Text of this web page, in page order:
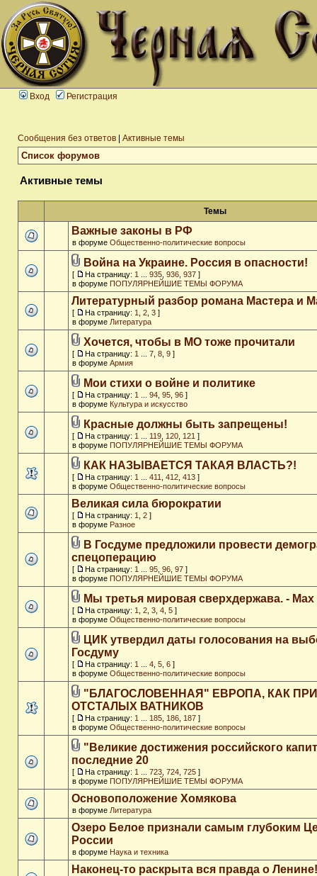
Вход Регистрация
Сообщения без ответов Активные темы
Список форумов
Активные темы
Темы
Важные законы в РФ
в форуме Общественно-политические вопросы
Война на Украине. Россия в опасности!
[ На страницу: 1 935 936 937 ]
в форуме ПОПУЛЯРНЕЙШИЕ ТЕМЫ ФОРУМА
Литературный разбор романа Мастера и
[ На страницу: 1 2 3 ]
в форуме Литература
Хочется, чтобы в МО тоже прочитали
[ На страницу: 1 7 8 9 ]
в форуме Армия
Мои стихи о войне и политике
[ На страницу: 1 94 95 96 ]
в форуме Культура и искусство
Красные должны быть запрещены!
[ На страницу: 1 119 120 121 ]
в форуме ПОПУЛЯРНЕЙШИЕ ТЕМЫ ФОРУМА
КАК НАЗЫВАЕТСЯ ТАКАЯ ВЛАСТЬ?!
[ На страницу: 1 411 412 413 ]
в форуме Общественно-политические вопросы
Великая сила бюрократии
[ На страницу: 1 2 ]
в форуме Разное
В Госдуме предложили провести
спецоперацию
[ На страницу: 1 95 96 97 ]
в форуме ПОПУЛЯРНЕЙШИЕ ТЕМЫ ФОРУМА
Мы третья мировая сверхдержава. - Max
[ На страницу: 1 2 3 4 5 ]
в форуме Общественно-политические вопросы
ЦИК утвердил даты голосования на
Госдуму
[ На страницу: 1 4 5 6 ]
в форуме Общественно-политические вопросы
"БЛАГОСЛОВЕННАЯ" ЕВРОПА, КАК
ОТСТАЛЫХ ВАТНИКОВ
[ На страницу: 1 185 186 187 ]
в форуме Общественно-политические вопросы
"Великие достижения российского
последние 20
[ На страницу: 1 723 724 725 ]
в форуме ПОПУЛЯРНЕЙШИЕ ТЕМЫ ФОРУМА
Основоположение Хомякова
в форуме Литература
Озеро Белое признали самым глубоким
России
в форуме Наука и техника
Наконец-то раскрыта вся правда о Ленине!